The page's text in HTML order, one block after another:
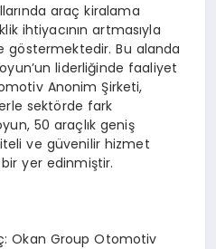
araç kiralama
ihtiyacının artmasıyla
Bu alanda
liderliğinde faaliyet
Anonim Şirketi,
sektörde fark
50 araçlık geniş
ve güvenilir hizmet
yer edinmiştir.
Okan Group Otomotiv